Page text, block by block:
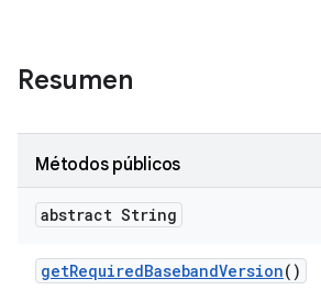
Resumen
Métodos públicos
abstract String
getRequiredBasebandVersion()